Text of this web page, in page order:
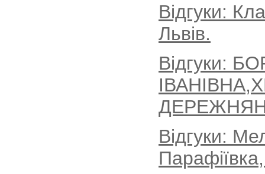
Відгуки:
Львів.
Відгуки:
Відгуки: